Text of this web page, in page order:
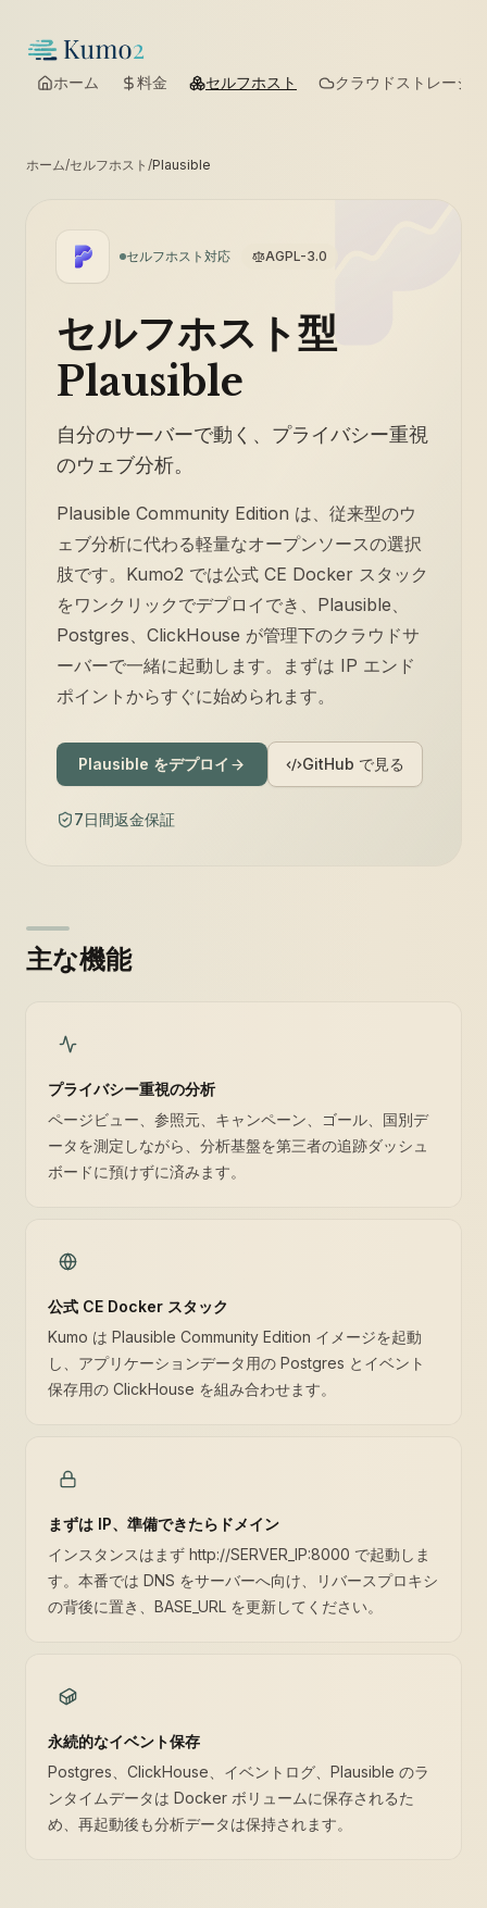
ホーム 料金 セルフホスト クラウドストレージ
ホーム/セルフホスト /Plausible
セルフホスト対応 AGPL-3.0
セルフホスト型
Plausible
自分のサーバーで動く、プライバシー重視
のウェブ分析。
Plausible Community Edition は、従来型のウ
ェブ分析に代わる軽量なオープンソースの選択
肢です。Kumo2 では公式 CE Docker スタック
をワンクリックでデプロイでき、Plausible、
Postgres、ClickHouse が管理下のクラウドサ
ーバーで一緒に起動します。まずは IP エンド
ポイントからすぐに始められます。
Plausible をデプロイ GitHub で見る
7日間返金保証
主な機能
プライバシー重視の分析
ページビュー、参照元、キャンペーン、ゴール、国別デ
ータを測定しながら、分析基盤を第三者の追跡ダッシュ
ボードに預けずに済みます。
公式 CE Docker スタック
Kumo は Plausible Community Edition イメージを起動
し、アプリケーションデータ用の Postgres とイベント
保存用の ClickHouse を組み合わせます。
まずは IP、準備できたらドメイン
インスタンスはまず http://SERVER_IP:8000 で起動しま
す。本番では DNS をサーバーへ向け、リバースプロキシ
の背後に置き、BASE_URL を更新してください。
永続的なイベント保存
Postgres、ClickHouse、イベントログ、Plausible のラ
ンタイムデータは Docker ボリュームに保存されるた
め、再起動後も分析データは保持されます。